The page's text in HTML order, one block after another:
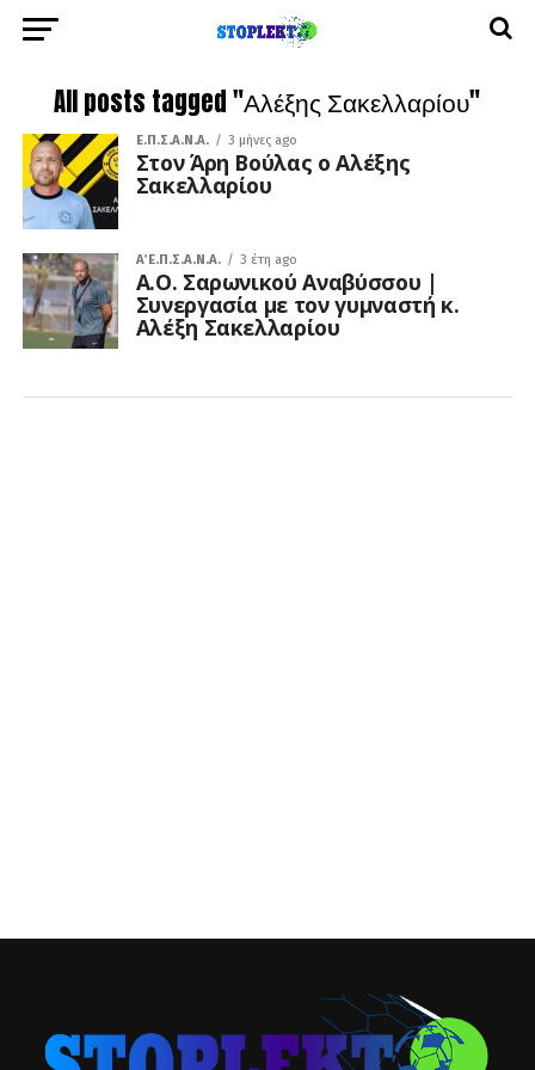
All posts tagged "Αλέξης Σακελλαρίου"
Ε.Π.Σ.Α.Ν.Α. 3 μήνες ago
Στον Άρη Βούλας ο Αλέξης
Σακελλαρίου
Α΄ Ε.Π.Σ.Α.Ν.Α. 3 έτη ago
Α.Ο. Σαρωνικού Αναβύσσου |
Συνεργασία με τον γυμναστή κ.
Αλέξη Σακελλαρίου